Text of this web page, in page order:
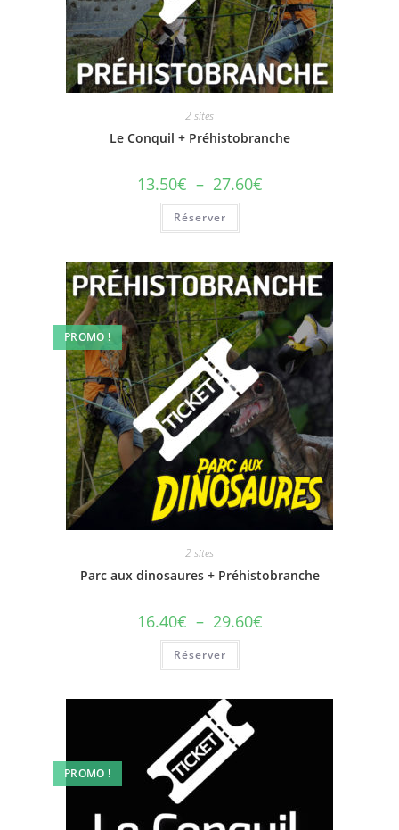
2 sites
Le Conquil + Préhistobranche
13.50€ – 27.60€
Réserver
PROMO !
2 sites
Parc aux dinosaures + Préhistobranche
16.40€ – 29.60€
Réserver
PROMO !